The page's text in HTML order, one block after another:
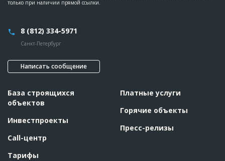
только при наличии прямой ссылки.
8 (812) 334-5971
Санкт-Петербург
Написать сообщение
База строящихся
объектов
Инвестпроекты
Call-центр
Тарифы
Платные услуги
Горячие объекты
Пресс-релизы